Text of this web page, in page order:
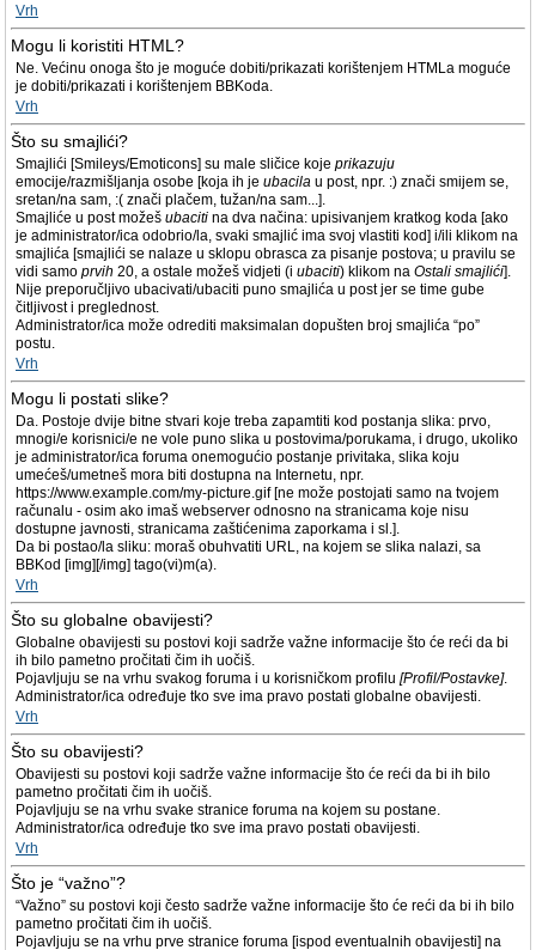
Vrh
Mogu li koristiti HTML?
Ne. Većinu onoga što je moguće dobiti/prikazati korištenjem HTMLa moguće
je dobiti/prikazati i korištenjem BBKoda.
Vrh
Što su smajlići?
Smajlići [Smileys/Emoticons] su male sličice koje prikazuju
emocije/razmišljanja osobe [koja ih je ubacila u post, npr. :) znači smijem se,
sretan/na sam, :( znači plačem, tužan/na sam...].
Smajliće u post možeš ubaciti na dva načina: upisivanjem kratkog koda [ako
je administrator/ica odobrio/la, svaki smajlić ima svoj vlastiti kod] i/ili klikom na
smajlića [smajlići se nalaze u sklopu obrasca za pisanje postova; u pravilu se
vidi samo prvih 20, a ostale možeš vidjeti (i ubaciti) klikom na Ostali smajlići].
Nije preporučljivo ubacivati/ubaciti puno smajlića u post jer se time gube
čitljivost i preglednost.
Administrator/ica može odrediti maksimalan dopušten broj smajlića “po”
postu.
Vrh
Mogu li postati slike?
Da. Postoje dvije bitne stvari koje treba zapamtiti kod postanja slika: prvo,
mnogi/e korisnici/e ne vole puno slika u postovima/porukama, i drugo, ukoliko
je administrator/ica foruma onemogućio postanje privitaka, slika koju
umećeš/umetneš mora biti dostupna na Internetu, npr.
https://www.example.com/my-picture.gif [ne može postojati samo na tvojem
računalu - osim ako imaš webserver odnosno na stranicama koje nisu
dostupne javnosti, stranicama zaštićenima zaporkama i sl.].
Da bi postao/la sliku: moraš obuhvatiti URL, na kojem se slika nalazi, sa
BBKod [img][/img] tago(vi)m(a).
Vrh
Što su globalne obavijesti?
Globalne obavijesti su postovi koji sadrže važne informacije što će reći da bi
ih bilo pametno pročitati čim ih uočiš.
Pojavljuju se na vrhu svakog foruma i u korisničkom profilu [Profil/Postavke].
Administrator/ica određuje tko sve ima pravo postati globalne obavijesti.
Vrh
Što su obavijesti?
Obavijesti su postovi koji sadrže važne informacije što će reći da bi ih bilo
pametno pročitati čim ih uočiš.
Pojavljuju se na vrhu svake stranice foruma na kojem su postane.
Administrator/ica određuje tko sve ima pravo postati obavijesti.
Vrh
Što je “važno”?
“Važno” su postovi koji često sadrže važne informacije što će reći da bi ih bilo
pametno pročitati čim ih uočiš.
Pojavljuju se na vrhu prve stranice foruma [ispod eventualnih obavijesti] na